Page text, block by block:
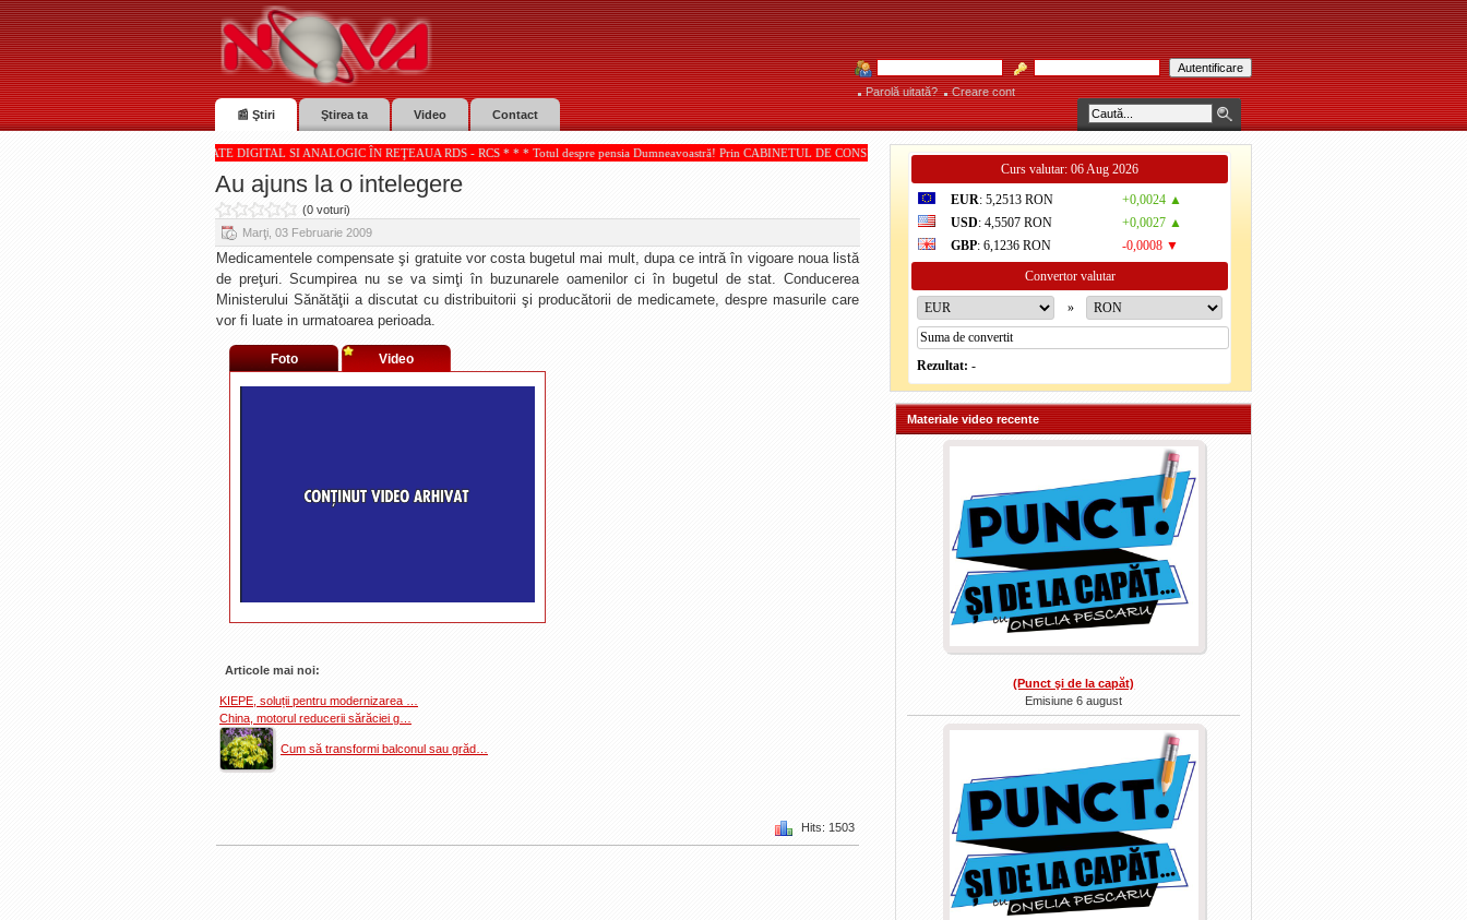
Parolă uitată?
Creare cont
📰 Ştiri
Ştirea ta Video Contact
NOVA TV SUNT RECEPŢIONATE DIGITAL SI ANALOGIC ÎN REŢEAUA RDS - RCS * * * Totul despre pensia Dumneavoastră! Prin CABINETUL DE CONSULTANŢĂ PENSII, acordate de IOAN PAMPARĂU! * * * Consultaţiile se acordă individual pe bază de programare
Au ajuns la o intelegere
(0 voturi)
Marţi, 03 Februarie 2009
Medicamentele compensate şi gratuite vor costa bugetul mai mult, dupa ce intră în vigoare noua listă
de preţuri. Scumpirea nu se va simţi în buzunarele oamenilor ci în bugetul de stat. Conducerea
Ministerului Sănătăţii a discutat cu distribuitorii şi producătorii de medicamete, despre masurile care
vor fi luate in urmatoarea perioada.
Foto Video
Articole mai noi:
KIEPE, soluții pentru modernizarea …
China, motorul reducerii sărăciei g…
Cum să transformi balconul sau grăd…
Hits: 1503
Curs valutar: 06 Aug 2026
EUR: 5,2513 RON
+0,0024 ▲
USD: 4,5507 RON
+0,0027 ▲
GBP: 6,1236 RON
-0,0008 ▼
Convertor valutar
»
Rezultat: -
Materiale video recente
(Punct şi de la capăt)
Emisiune 6 august